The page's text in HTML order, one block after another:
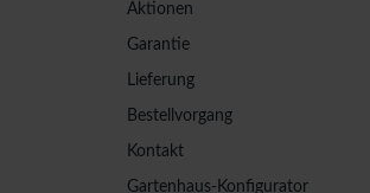
Aktionen
Garantie
Lieferung
Bestellvorgang
Kontakt
Gartenhaus-Konfigurator